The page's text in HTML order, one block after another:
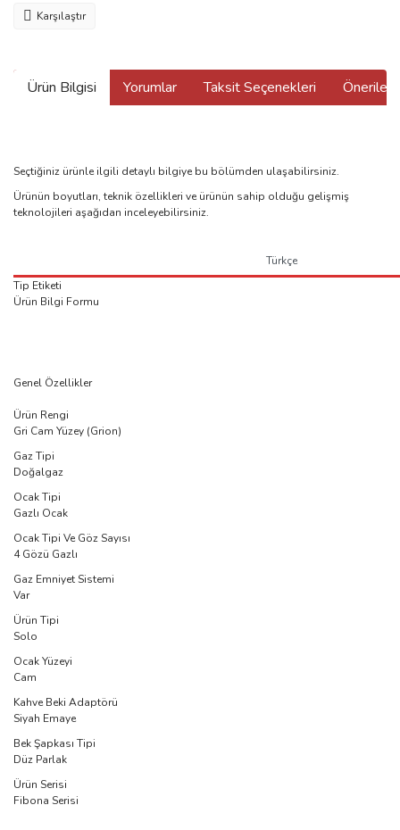
Karşılaştır
Ürün Bilgisi Yorumlar Taksit Seçenekleri
Seçtiğiniz ürünle ilgili detaylı bilgiye bu bölümden ulaşabilirsiniz.
Ürünün boyutları, teknik özellikleri ve ürünün sahip olduğu gelişmiş
teknolojileri aşağıdan inceleyebilirsiniz.
Türkçe
Tip Etiketi
Ürün Bilgi Formu
Genel Özellikler
Ürün Rengi
Gri Cam Yüzey (Grion)
Gaz Tipi
Doğalgaz
Ocak Tipi
Gazlı Ocak
Ocak Tipi Ve Göz Sayısı
4 Gözü Gazlı
Gaz Emniyet Sistemi
Var
Ürün Tipi
Solo
Ocak Yüzeyi
Cam
Kahve Beki Adaptörü
Siyah Emaye
Bek Şapkası Tipi
Düz Parlak
Ürün Serisi
Fibona Serisi